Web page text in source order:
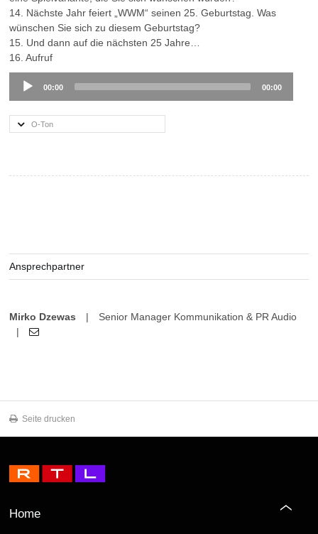
14. Nächste Jahr feiert „WWM“ seinen 25. Geburtstag. Was
wünschen Sie sich zu diesem Geburtstag?
15. Und dann auf die nächsten 25 Jahre…
16. Aufruf
Audio
Player
00:00 00:00
O-Ton
Ansprechpartner
Mirko Dzewas |
Senior Manager Kommunikation & PR Audio
|
Seite drucken
Home